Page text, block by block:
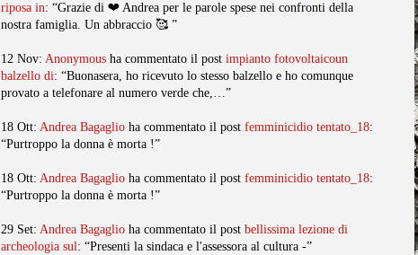
riposa in: “Grazie di ❤️ Andrea per le parole spese nei confronti della
nostra famiglia. Un abbraccio 🥰 ”
12 Nov: Anonymous ha commentato il post impianto fotovoltaicoun
balzello di: “Buonasera, ho ricevuto lo stesso balzello e ho comunque
provato a telefonare al numero verde che,…”
18 Ott: Andrea Bagaglio ha commentato il post femminicidio tentato_18:
“Purtroppo la donna è morta !”
18 Ott: Andrea Bagaglio ha commentato il post femminicidio tentato_18:
“Purtroppo la donna è morta !”
29 Set: Andrea Bagaglio ha commentato il post bellissima lezione di
archeologia sul : “Presenti la sindaca e l'assessora al cultura -”